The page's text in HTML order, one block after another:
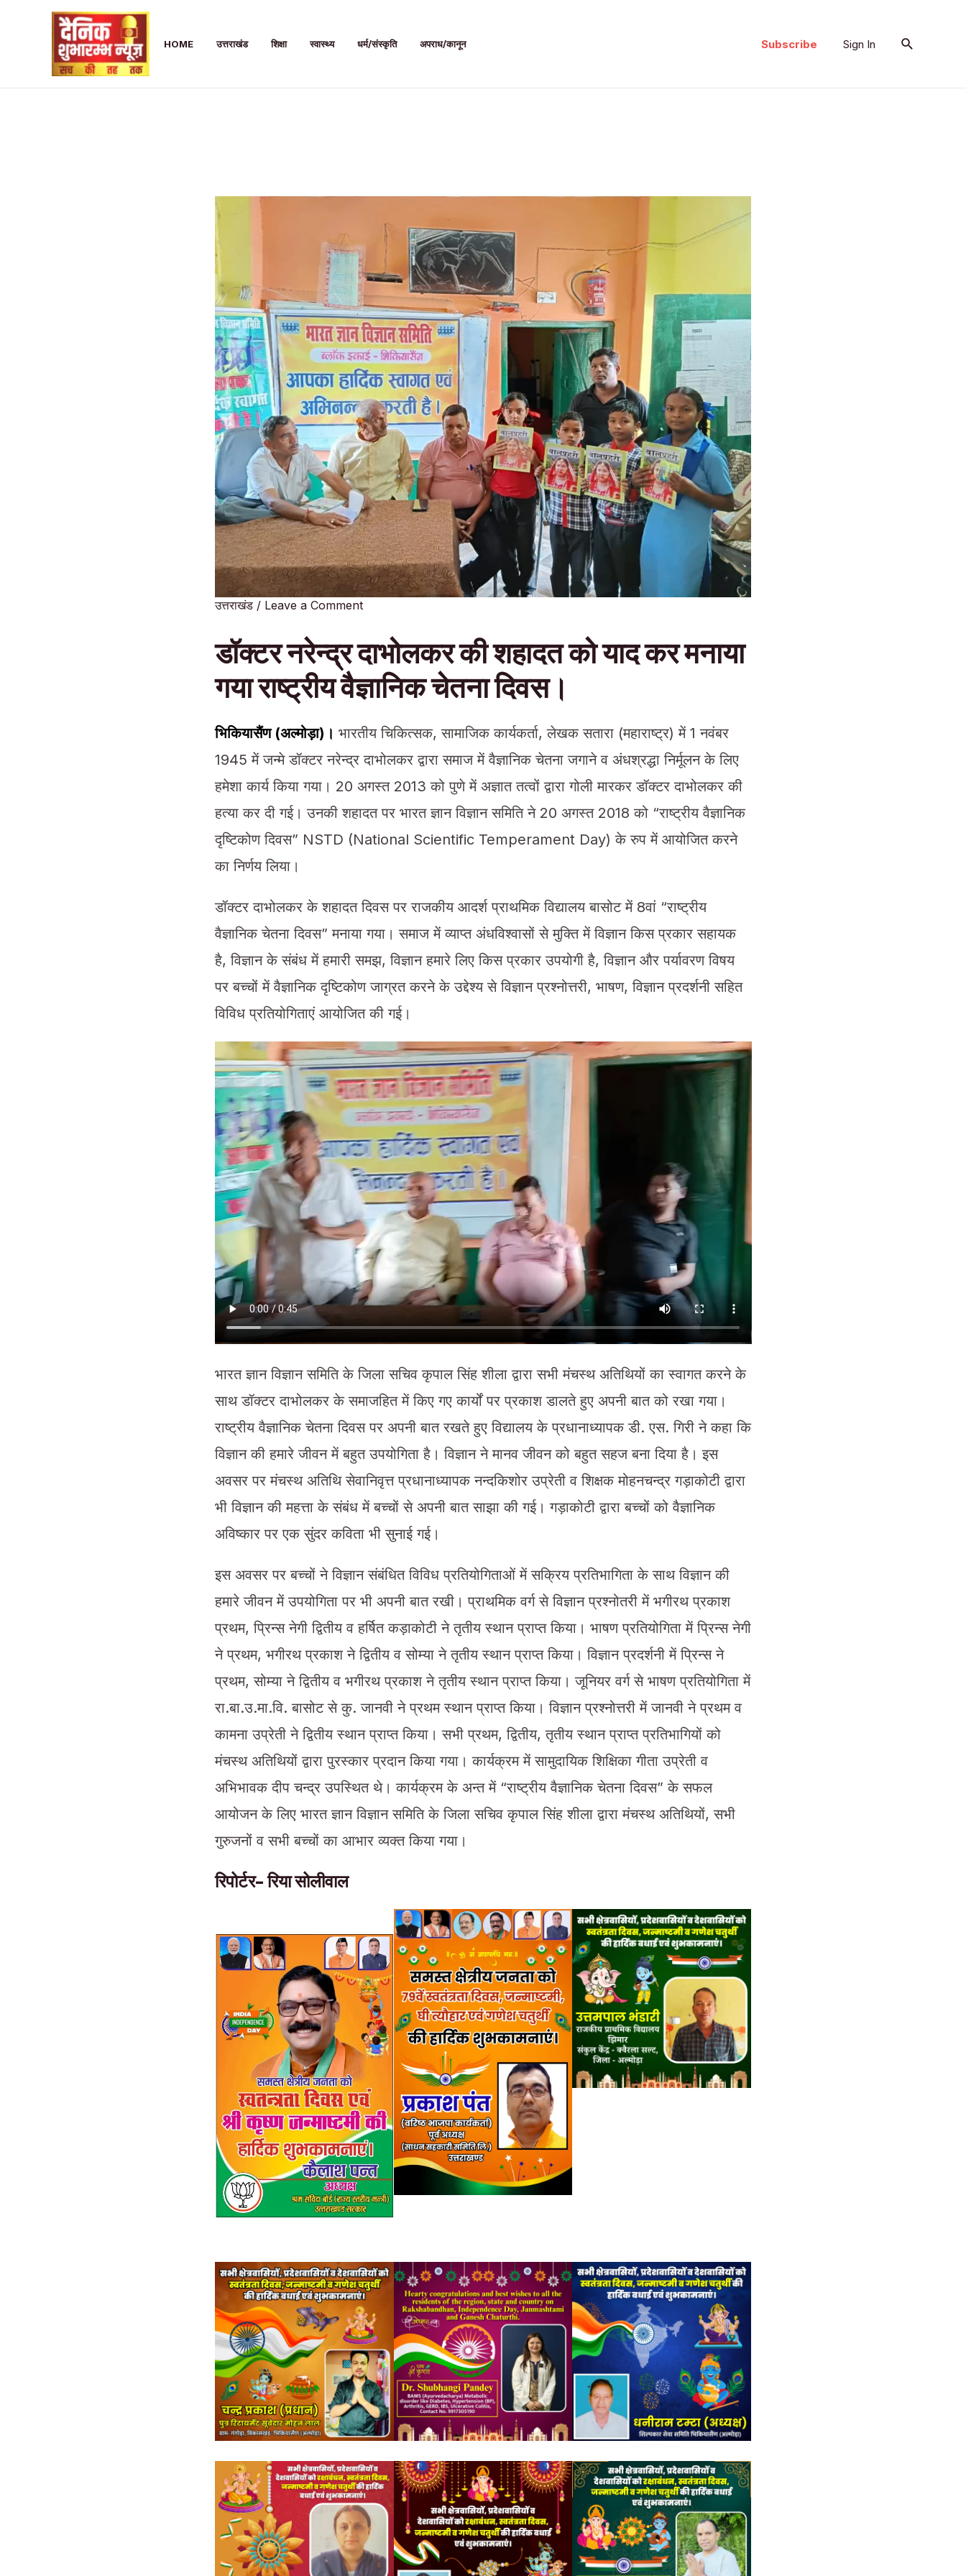
HOME उत्तराखंड शिक्षा स्वास्थ्य धर्म/संस्कृति अपराध/कानून Subscribe Sign In Search
उत्तराखंड/ Leave a Comment
डॉक्टर नरेन्द्र दाभोलकर की शहादत को याद कर मनाया
गया राष्ट्रीय वैज्ञानिक चेतना दिवस।
भिकियासैंण (अल्मोड़ा)। भारतीय चिकित्सक, सामाजिक कार्यकर्ता, लेखक सतारा (महाराष्ट्र) में 1 नवंबर
1945 में जन्मे डॉक्टर नरेन्द्र दाभोलकर द्वारा समाज में वैज्ञानिक चेतना जगाने व अंधश्रद्धा निर्मूलन के लिए
हमेशा कार्य किया गया। 20 अगस्त 2013 को पुणे में अज्ञात तत्वों द्वारा गोली मारकर डॉक्टर दाभोलकर की
हत्या कर दी गई। उनकी शहादत पर भारत ज्ञान विज्ञान समिति ने 20 अगस्त 2018 को “राष्ट्रीय वैज्ञानिक
दृष्टिकोण दिवस” NSTD (National Scientific Temperament Day) के रुप में आयोजित करने
का निर्णय लिया।
डॉक्टर दाभोलकर के शहादत दिवस पर राजकीय आदर्श प्राथमिक विद्यालय बासोट में 8वां “राष्ट्रीय
वैज्ञानिक चेतना दिवस” मनाया गया। समाज में व्याप्त अंधविश्वासों से मुक्ति में विज्ञान किस प्रकार सहायक
है, विज्ञान के संबंध में हमारी समझ, विज्ञान हमारे लिए किस प्रकार उपयोगी है, विज्ञान और पर्यावरण विषय
पर बच्चों में वैज्ञानिक दृष्टिकोण जाग्रत करने के उद्देश्य से विज्ञान प्रश्नोत्तरी, भाषण, विज्ञान प्रदर्शनी सहित
विविध प्रतियोगिताएं आयोजित की गई।
भारत ज्ञान विज्ञान समिति के जिला सचिव कृपाल सिंह शीला द्वारा सभी मंचस्थ अतिथियों का स्वागत करने के
साथ डॉक्टर दाभोलकर के समाजहित में किए गए कार्यों पर प्रकाश डालते हुए अपनी बात को रखा गया।
राष्ट्रीय वैज्ञानिक चेतना दिवस पर अपनी बात रखते हुए विद्यालय के प्रधानाध्यापक डी. एस. गिरी ने कहा कि
विज्ञान की हमारे जीवन में बहुत उपयोगिता है। विज्ञान ने मानव जीवन को बहुत सहज बना दिया है। इस
अवसर पर मंचस्थ अतिथि सेवानिवृत्त प्रधानाध्यापक नन्दकिशोर उप्रेती व शिक्षक मोहनचन्द्र गड़ाकोटी द्वारा
भी विज्ञान की महत्ता के संबंध में बच्चों से अपनी बात साझा की गई। गड़ाकोटी द्वारा बच्चों को वैज्ञानिक
अविष्कार पर एक सुंदर कविता भी सुनाई गई।
इस अवसर पर बच्चों ने विज्ञान संबंधित विविध प्रतियोगिताओं में सक्रिय प्रतिभागिता के साथ विज्ञान की
हमारे जीवन में उपयोगिता पर भी अपनी बात रखी। प्राथमिक वर्ग से विज्ञान प्रश्नोतरी में भगीरथ प्रकाश
प्रथम, प्रिन्स नेगी द्वितीय व हर्षित कड़ाकोटी ने तृतीय स्थान प्राप्त किया। भाषण प्रतियोगिता में प्रिन्स नेगी
ने प्रथम, भगीरथ प्रकाश ने द्वितीय व सोम्या ने तृतीय स्थान प्राप्त किया। विज्ञान प्रदर्शनी में प्रिन्स ने
प्रथम, सोम्या ने द्वितीय व भगीरथ प्रकाश ने तृतीय स्थान प्राप्त किया। जूनियर वर्ग से भाषण प्रतियोगिता में
रा.बा.उ.मा.वि. बासोट से कु. जानवी ने प्रथम स्थान प्राप्त किया। विज्ञान प्रश्नोत्तरी में जानवी ने प्रथम व
कामना उप्रेती ने द्वितीय स्थान प्राप्त किया। सभी प्रथम, द्वितीय, तृतीय स्थान प्राप्त प्रतिभागियों को
मंचस्थ अतिथियों द्वारा पुरस्कार प्रदान किया गया। कार्यक्रम में सामुदायिक शिक्षिका गीता उप्रेती व
अभिभावक दीप चन्द्र उपस्थित थे। कार्यक्रम के अन्त में “राष्ट्रीय वैज्ञानिक चेतना दिवस” के सफल
आयोजन के लिए भारत ज्ञान विज्ञान समिति के जिला सचिव कृपाल सिंह शीला द्वारा मंचस्थ अतिथियों, सभी
गुरुजनों व सभी बच्चों का आभार व्यक्त किया गया।
रिपोर्टर- रिया सोलीवाल